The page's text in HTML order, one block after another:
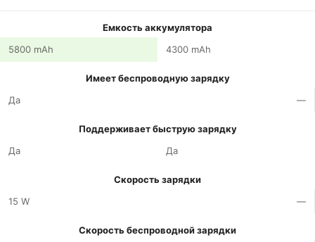
Емкость аккумулятора
5800 mAh
4300 mAh
Имеет беспроводную зарядку
Да
—
Поддерживает быструю зарядку
Да
Да
Скорость зарядки
15 W
—
Скорость беспроводной зарядки